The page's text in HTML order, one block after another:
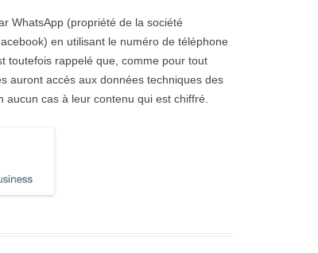
WhatsApp (propriété de la société
en utilisant le numéro de téléphone
toutefois rappelé que, comme pour tout
auront accès aux données techniques des
cas à leur contenu qui est chiffré.